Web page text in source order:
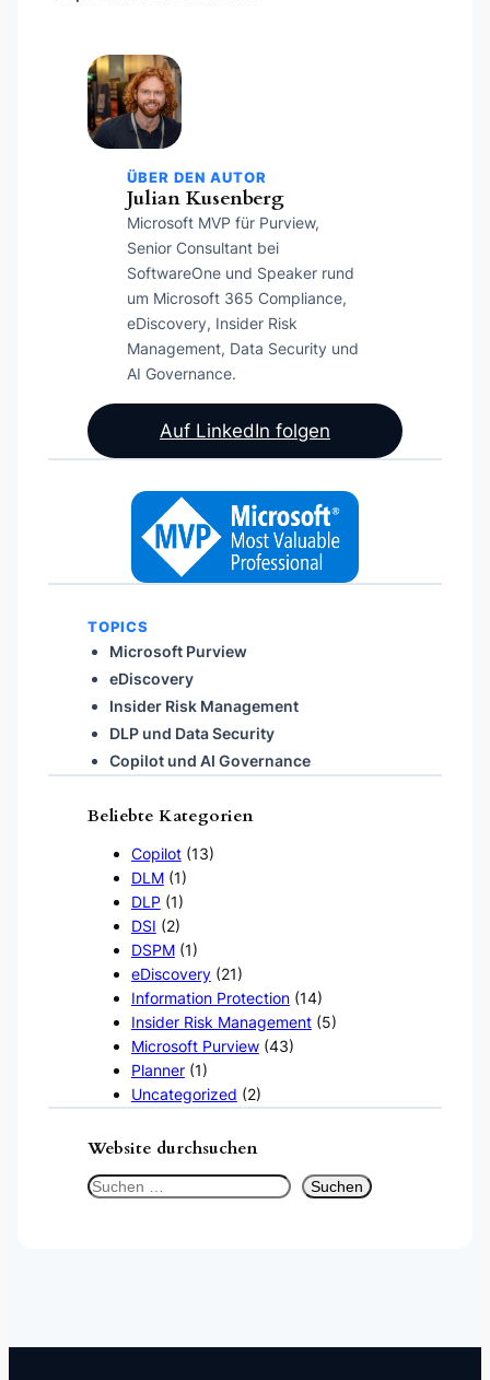
ÜBER DEN AUTOR
Julian Kusenberg
Microsoft MVP für Purview,
Senior Consultant bei
SoftwareOne und Speaker rund
um Microsoft 365 Compliance,
eDiscovery, Insider Risk
Management, Data Security und
AI Governance.
Auf LinkedIn folgen
TOPICS
Microsoft Purview
eDiscovery
Insider Risk Management
DLP und Data Security
Copilot und AI Governance
Beliebte Kategorien
Copilot(13)
DLM(1)
DLP (1)
DSI (2)
DSPM(1)
eDiscovery(21)
Information Protection(14)
Insider Risk Management(5)
Microsoft Purview(43)
Planner(1)
Uncategorized (2)
Website durchsuchen
S
Suchen